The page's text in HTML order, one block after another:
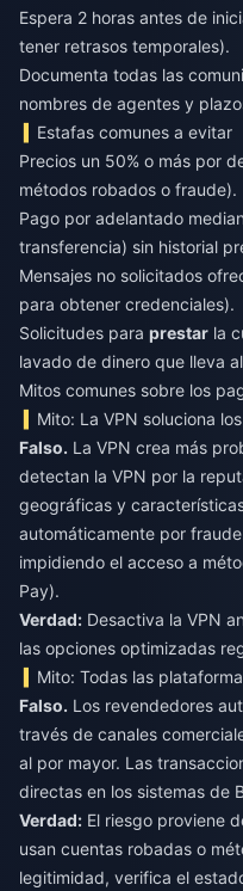
Espera 2 horas antes de
tener retrasos temporales).
Documenta todas las
nombres de agentes y
Estafas comunes a evitar
Precios un 50% o más por
métodos robados o fraude).
Pago por adelantado
transferencia) sin historial
Mensajes no solicitados
para obtener credenciales).
Solicitudes para prestar la
lavado de dinero que lleva
Mitos comunes sobre los
Mito: La VPN soluciona
Falso. La VPN crea más
detectan la VPN por la
geográficas y
automáticamente por
impidiendo el acceso a
Pay).
Verdad: Desactiva la VPN
las opciones optimizadas
Mito: Todas las
Falso. Los revendedores
través de canales
al por mayor. Las
directas en los sistemas de
Verdad: El riesgo proviene
usan cuentas robadas o
legitimidad, verifica el